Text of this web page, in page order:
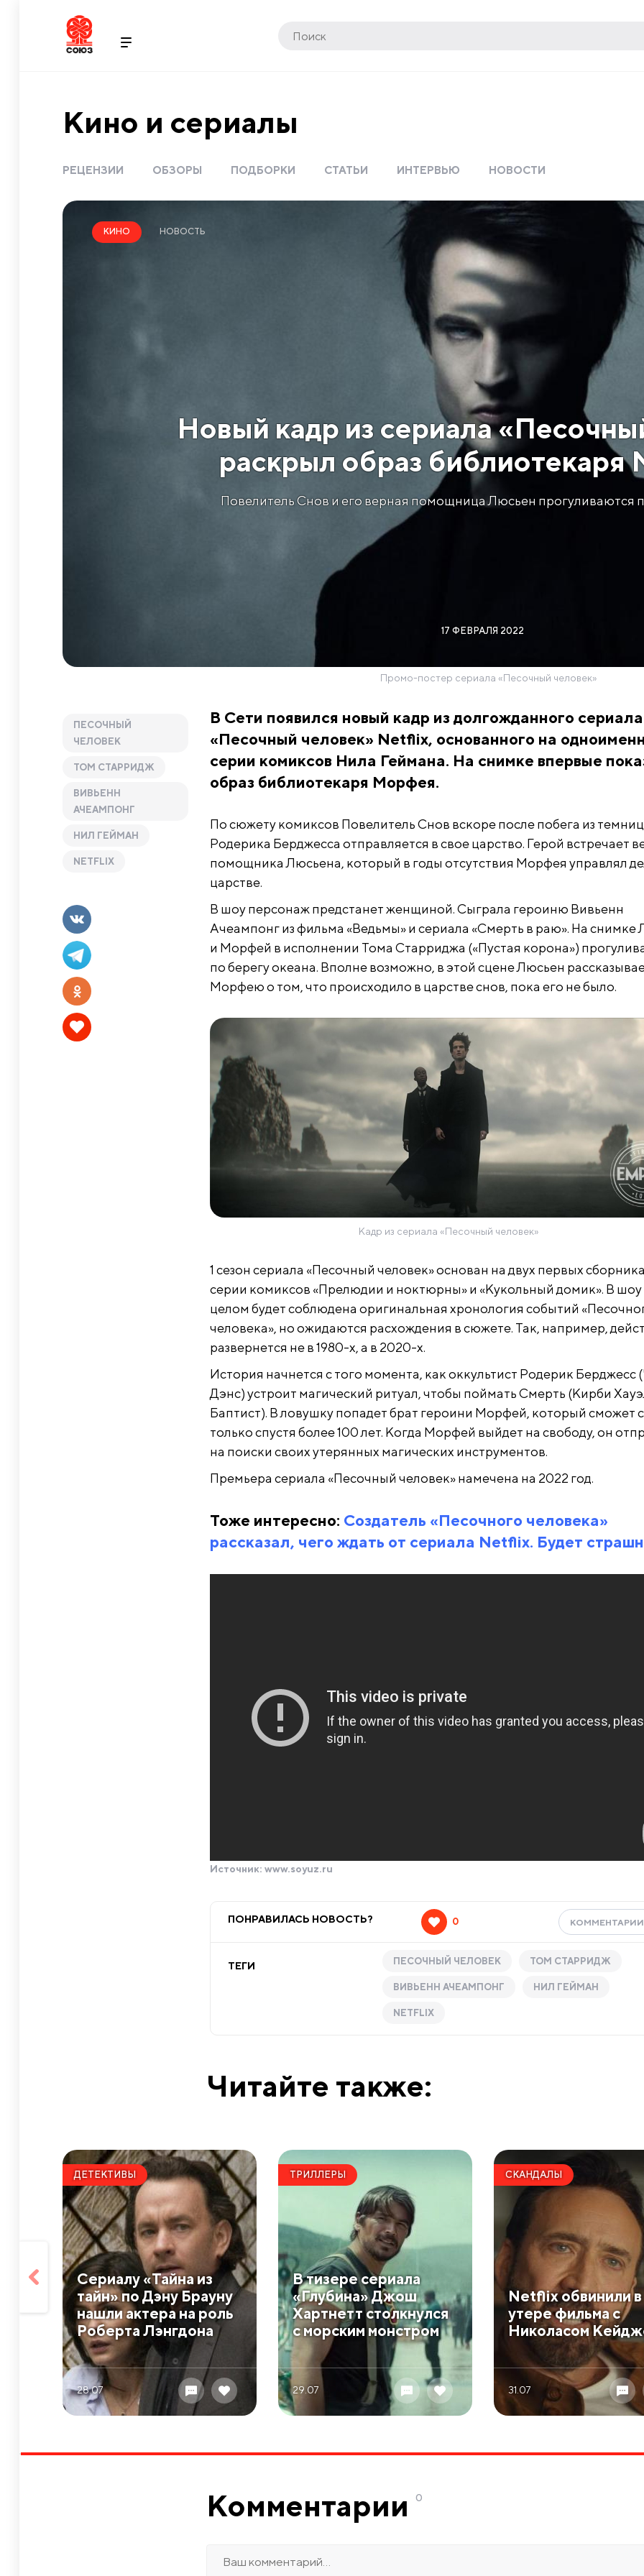
Кино и сериалы
РЕЦЕНЗИИ ОБЗОРЫ ПОДБОРКИ СТАТЬИ ИНТЕРВЬЮ НОВОСТИ
Новый кадр из сериала
раскрыл образ
Повелитель Снов и его верная помощница Люсьен прогуливаются
КИНО НОВОСТЬ
17 ФЕВРАЛЯ 2022
Промо-постер сериала «Песочный человек»
ПЕСОЧНЫЙ
ЧЕЛОВЕК
ТОМ СТАРРИДЖ
ВИВЬЕНН
АЧЕАМПОНГ
НИЛ ГЕЙМАН
NETFLIX
В Сети появился новый кадр из долгожданного сериала
«Песочный человек» Netflix, основанного на
серии комиксов Нила Геймана. На снимке впервые
образ библиотекаря Морфея.
По сюжету комиксов Повелитель Снов вскоре после побега из
Родерика Берджесса отправляется в свое царство. Герой встречает
помощника Люсьена, который в годы отсутствия Морфея управлял
царстве.
В шоу персонаж предстанет женщиной. Сыграла героиню Вивьенн
Ачеампонг из фильма «Ведьмы» и сериала «Смерть в раю». На снимке
и Морфей в исполнении Тома Старриджа («Пустая корона»)
по берегу океана. Вполне возможно, в этой сцене Люсьен
Морфею о том, что происходило в царстве снов, пока его не было.
Кадр из сериала «Песочный человек»
1 сезон сериала «Песочный человек» основан на двух первых
серии комиксов «Прелюдии и ноктюрны» и «Кукольный домик». В шоу
целом будет соблюдена оригинальная хронология событий
человека», но ожидаются расхождения в сюжете. Так, например,
развернется не в 1980-х, а в 2020-х.
История начнется с того момента, как оккультист Родерик Берджесс
Дэнс) устроит магический ритуал, чтобы поймать Смерть (Кирби
Баптист). В ловушку попадет брат героини Морфей, который сможет
только спустя более 100 лет. Когда Морфей выйдет на свободу, он
на поиски своих утерянных магических инструментов.
Премьера сериала «Песочный человек» намечена на 2022 год.
Тоже интересно: Создатель «Песочного человека»
рассказал, чего ждать от сериала Netflix. Будет
Источник: www.soyuz.ru
ПОНРАВИЛАСЬ НОВОСТЬ? 0
ТЕГИ ПЕСОЧНЫЙ ЧЕЛОВЕК ТОМ СТАРРИДЖ
ВИВЬЕНН АЧЕАМПОНГ НИЛ ГЕЙМАН
NETFLIX
Читайте также:
ДЕТЕКТИВЫ
Сериалу «Тайна из
тайн» по Дэну Брауну
нашли актера на роль
Роберта Лэнгдона
28.07
ТРИЛЛЕРЫ
В тизере сериала
«Глубина» Джош
Хартнетт столкнулся
с морским монстром
29.07
СКАНДАЛЫ
Netflix обвинили в
утере фильма с
Николасом
31.07
Комментарии 0